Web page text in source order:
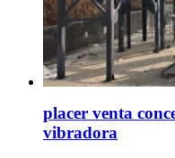
placer venta
vibradora